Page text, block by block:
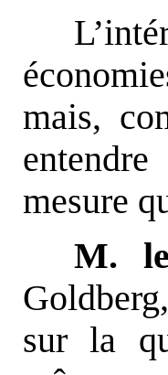
mais,
mesure
M.
sur la